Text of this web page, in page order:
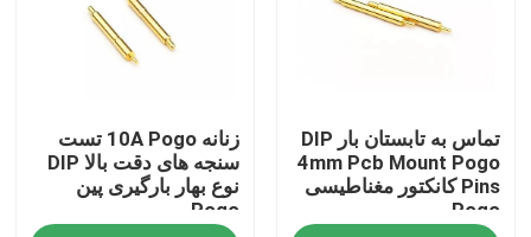
دربارهی ما
کنترل کیفیت
تماس به تابستان بار DIP
4mm Pcb Mount Pogo
Pins کانکتور مغناطیسی
Pogo
زنانه 10A Pogo تست
سنجه های دقت بالا DIP
نوع بهار بارگیری پین
Pogo